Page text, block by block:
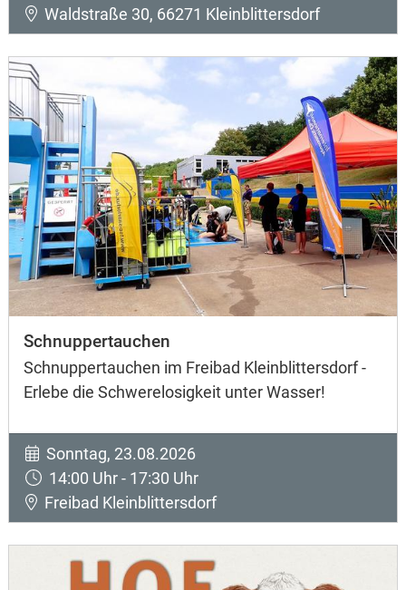
Waldstraße 30, 66271 Kleinblittersdorf
Schnuppertauchen
Schnuppertauchen im Freibad Kleinblittersdorf -
Erlebe die Schwerelosigkeit unter Wasser!
Sonntag, 23.08.2026
14:00 Uhr - 17:30 Uhr
Freibad Kleinblittersdorf